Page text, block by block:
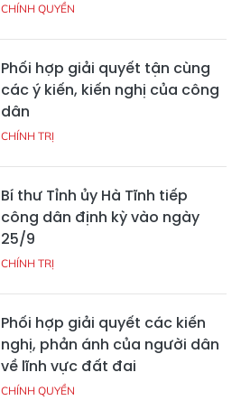
CHÍNH QUYỀN
Phối hợp giải quyết tận cùng
các ý kiến, kiến nghị của công
dân
CHÍNH TRỊ
Bí thư Tỉnh ủy Hà Tĩnh tiếp
công dân định kỳ vào ngày
25/9
CHÍNH TRỊ
Phối hợp giải quyết các kiến
nghị, phản ánh của người dân
về lĩnh vực đất đai
CHÍNH QUYỀN